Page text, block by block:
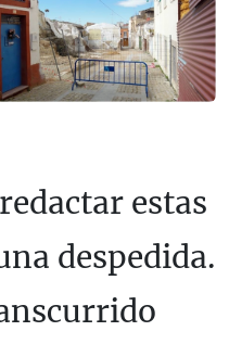
estas
despedida.